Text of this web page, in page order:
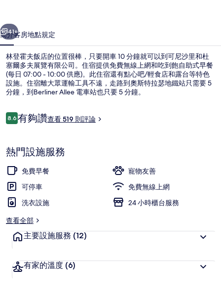
相
片
集
個 下一個
41+
簡介客房地點規定
林登霍夫飯店的位置很棒，只要開車 10 分鐘就可以到可尼沙里和杜
塞爾多夫展覽有限公司。住宿提供免費無線上網和吃到飽自助式早餐
(每日 07:00 - 10:00 供應)。此住宿還有點心吧/輕食店和露台等特色
設施。住宿離大眾運輸工具不遠，走路到奧斯特拉瑟地鐵站只需要 5
分鐘，到Berliner Allee 電車站也只要 5 分鐘。
評
論
8.68.6 分，滿分 10 分，
有夠讚查看 519 則評論
熱門設施服務
免費早餐
寵物友善
可停車
免費無線上網
洗衣設施
24 小時櫃台服務
查看全部
主要設施服務 (12)
有家的溫度 (6)